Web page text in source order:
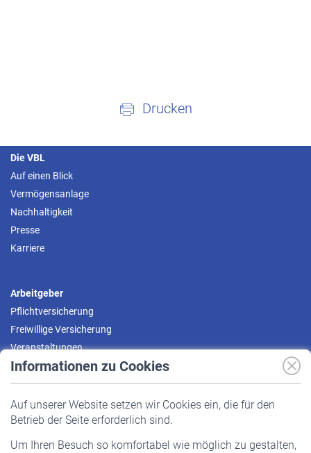
Informationen zu Cookies
Auf unserer Website setzen wir Cookies ein, die für den
Betrieb der Seite erforderlich sind.
Um Ihren Besuch so komfortabel wie möglich zu gestalten,
Drucken
Die VBL
Auf einen Blick
Vermögensanlage
Nachhaltigkeit
Presse
Karriere
Arbeitgeber
Pflichtversicherung
Freiwillige Versicherung
Veranstaltungen
Pflichtversicherung
Staatliche Förderung